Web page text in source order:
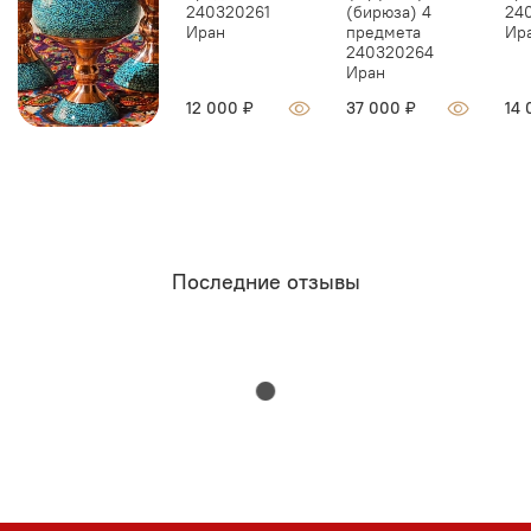
240320261
Иран
12 000 ₽
(бирюза) 4
предмета
240320264
Иран
37 000 ₽
14
Последние отзывы